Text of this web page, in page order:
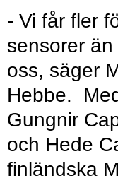
- Vi får fler
sensorer
oss, säger
Hebbe.
Gungnir
och Hede
finländska